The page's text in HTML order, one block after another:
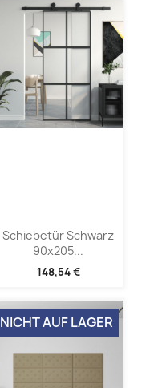
Schiebetür Schwarz
90x205...
148,54 €
NICHT AUF LAGER